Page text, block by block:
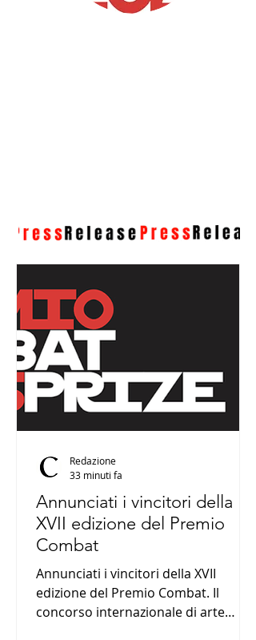
Annunciati i vincitori della
XVII edizione del Premio
Combat
Annunciati i vincitori della XVII
edizione del Premio Combat. Il
concorso internazionale di arte
Redazione
33 minuti fa